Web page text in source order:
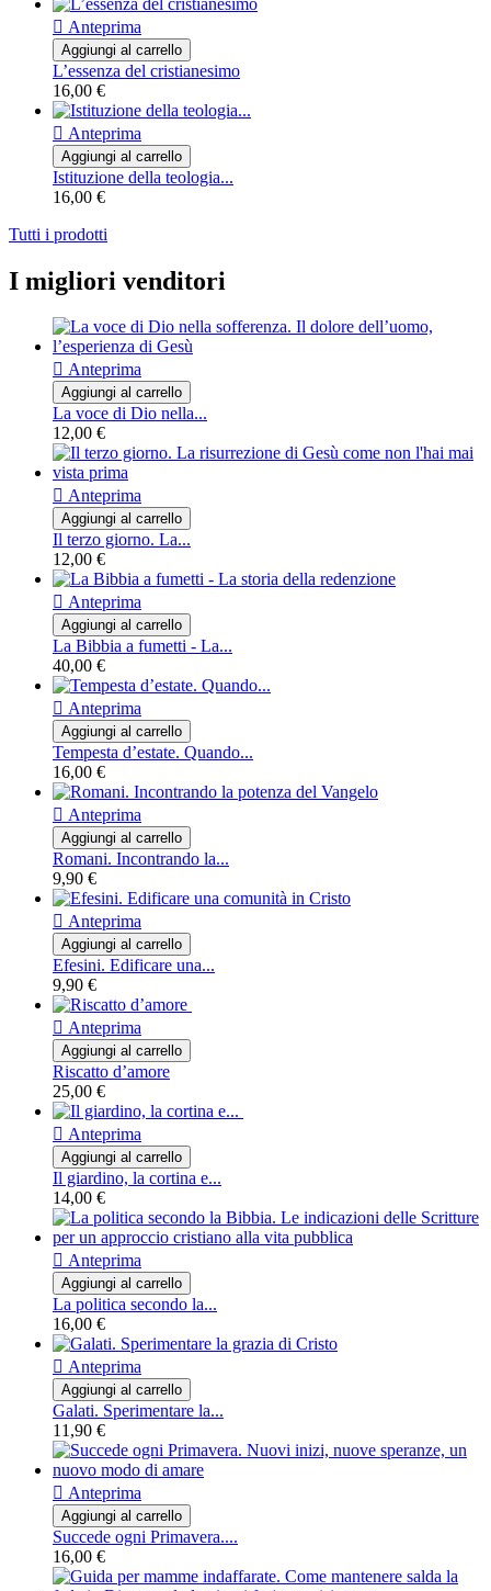
 Anteprima
Aggiungi al carrello
L’essenza del cristianesimo
16,00 €
 Anteprima
Aggiungi al carrello
Istituzione della teologia...
16,00 €
Tutti i prodotti
I migliori venditori
 Anteprima
Aggiungi al carrello
La voce di Dio nella...
12,00 €
 Anteprima
Aggiungi al carrello
Il terzo giorno. La...
12,00 €
 Anteprima
Aggiungi al carrello
La Bibbia a fumetti - La...
40,00 €
 Anteprima
Aggiungi al carrello
Tempesta d’estate. Quando...
16,00 €
 Anteprima
Aggiungi al carrello
Romani. Incontrando la...
9,90 €
 Anteprima
Aggiungi al carrello
Efesini. Edificare una...
9,90 €
 Anteprima
Aggiungi al carrello
Riscatto d’amore
25,00 €
 Anteprima
Aggiungi al carrello
Il giardino, la cortina e...
14,00 €
 Anteprima
Aggiungi al carrello
La politica secondo la...
16,00 €
 Anteprima
Aggiungi al carrello
Galati. Sperimentare la...
11,90 €
 Anteprima
Aggiungi al carrello
Succede ogni Primavera....
16,00 €